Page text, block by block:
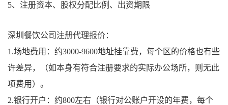
5、注册资本、股权分配比例、出资期限
深圳餐饮公司注册代理报价：
1.场地费用：约3000-9600地址挂靠费，每个区的价格也有些
许差异，（如本身有符合注册要求的实际办公场所，则无此
项费用）。
2.银行开户：约800左右（银行对公账户开设的年费，每个